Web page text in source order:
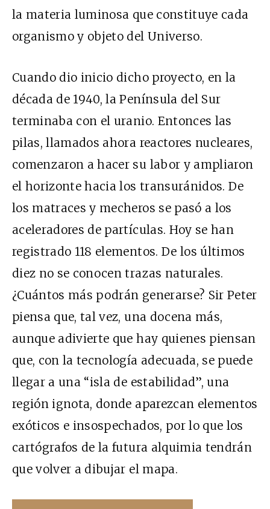
la materia luminosa que constituye cada
organismo y objeto del Universo.
Cuando dio inicio dicho proyecto, en la
década de 1940, la Península del Sur
terminaba con el uranio. Entonces las
pilas, llamados ahora reactores nucleares,
comenzaron a hacer su labor y ampliaron
el horizonte hacia los transuránidos. De
los matraces y mecheros se pasó a los
aceleradores de partículas. Hoy se han
registrado 118 elementos. De los últimos
diez no se conocen trazas naturales.
¿Cuántos más podrán generarse? Sir Peter
piensa que, tal vez, una docena más,
aunque adivierte que hay quienes piensan
que, con la tecnología adecuada, se puede
llegar a una “isla de estabilidad”, una
región ignota, donde aparezcan elementos
exóticos e insospechados, por lo que los
cartógrafos de la futura alquimia tendrán
que volver a dibujar el mapa.